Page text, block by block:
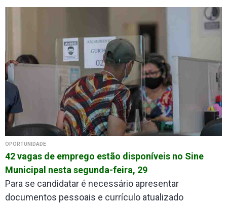
OPORTUNIDADE
42 vagas de emprego estão disponíveis no Sine
Municipal nesta segunda-feira, 29
Para se candidatar é necessário apresentar
documentos pessoais e currículo atualizado